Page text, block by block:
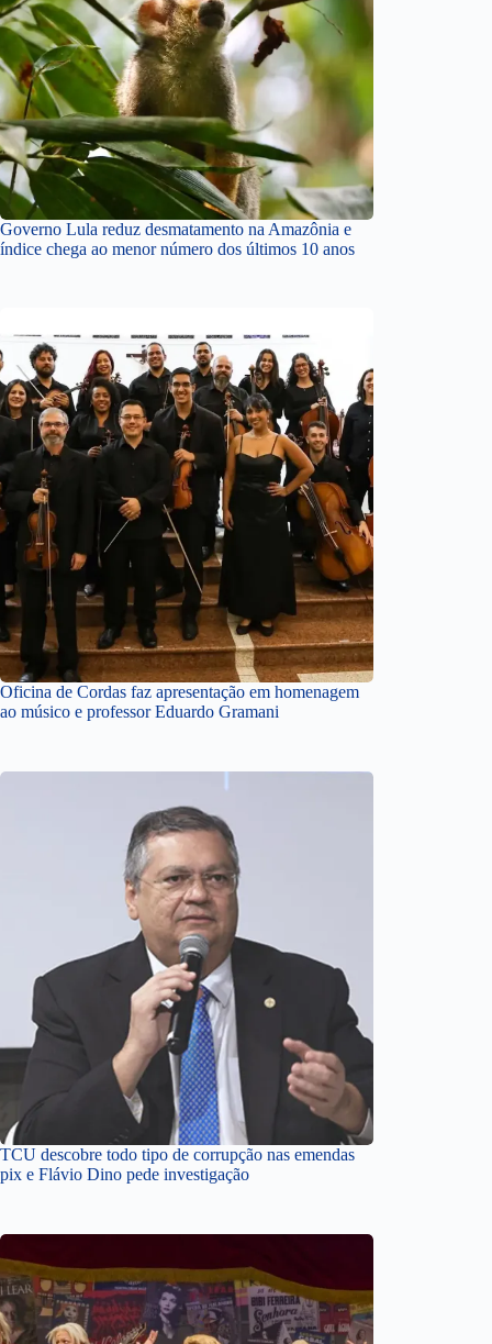
Governo Lula reduz desmatamento na Amazônia e
índice chega ao menor número dos últimos 10 anos
Oficina de Cordas faz apresentação em homenagem
ao músico e professor Eduardo Gramani
TCU descobre todo tipo de corrupção nas emendas
pix e Flávio Dino pede investigação